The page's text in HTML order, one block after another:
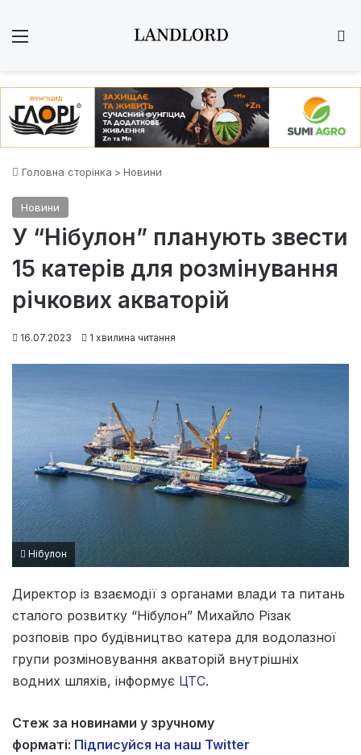
Головна сторінка > Новини
Новини
У “Нібулон” планують звести
15 катерів для розмінування
річкових акваторій
16.07.2023 1 хвилина читання
Нібулон
Директор із взаємодії з органами влади та питань
сталого розвитку “Нібулон” Михайло Різак
розповів про будівництво катера для водолазної
групи розміновування акваторій внутрішніх
водних шляхів, інформує ЦТС.
Стеж за новинами у зручному
форматі: Підписуйся на наш Twitter